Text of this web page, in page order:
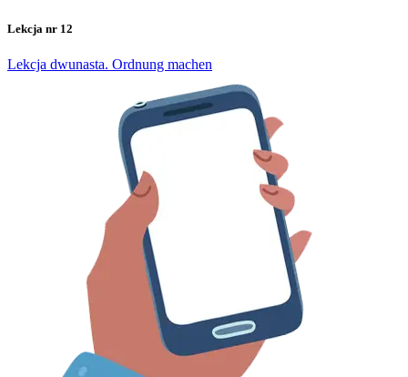
Lekcja nr 12
Lekcja dwunasta. Ordnung machen